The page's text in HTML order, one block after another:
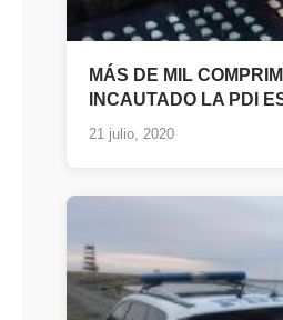
MÁS DE MIL
INCAUTADO LA PDI
21 julio, 2020